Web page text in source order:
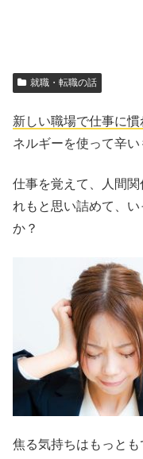
就職・転職の話
新しい職場で仕事に
ネルギーを使って辛い
仕事を覚えて、人間
れもと思い詰めて、
か？
焦る気持ちはもっと